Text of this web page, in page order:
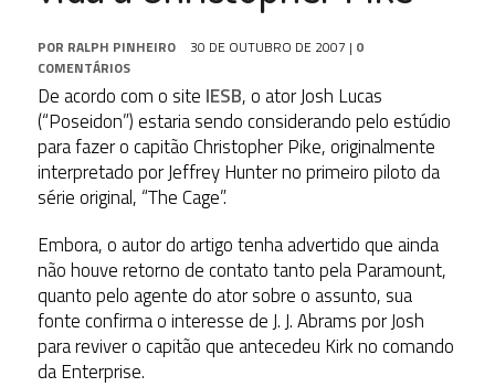
POR RALPH PINHEIRO 30 DE OUTUBRO DE 2007 | 0
COMENTÁRIOS
De acordo com o site IESB, o ator Josh Lucas
(“Poseidon”) estaria sendo considerando pelo estúdio
para fazer o capitão Christopher Pike, originalmente
interpretado por Jeffrey Hunter no primeiro piloto da
série original, “The Cage”.
Embora, o autor do artigo tenha advertido que ainda
não houve retorno de contato tanto pela Paramount,
quanto pelo agente do ator sobre o assunto, sua
fonte confirma o interesse de J. J. Abrams por Josh
para reviver o capitão que antecedeu Kirk no comando
da Enterprise.